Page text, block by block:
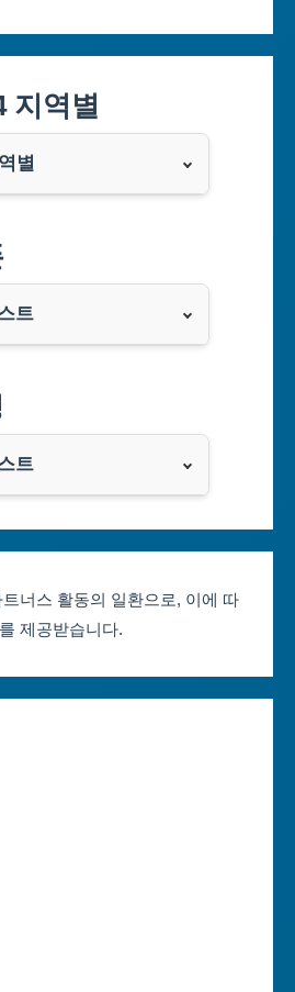
지역별
별
트
트
너스 활동의 일환으로, 이에 따
제공받습니다.